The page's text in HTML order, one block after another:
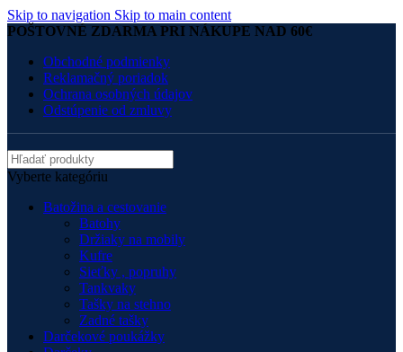
Skip to navigation Skip to main content
POŠTOVNÉ ZDARMA PRI NÁKUPE NAD 60€
Obchodné podmienky
Reklamačný poriadok
Ochrana osobných údajov
Odstúpenie od zmluvy
Vyberte kategóriu
Batožina a cestovanie
Batohy
Držiaky na mobily
Kufre
Sieťky , popruhy
Tankvaky
Tašky na stehno
Zadné tašky
Darčekové poukážky